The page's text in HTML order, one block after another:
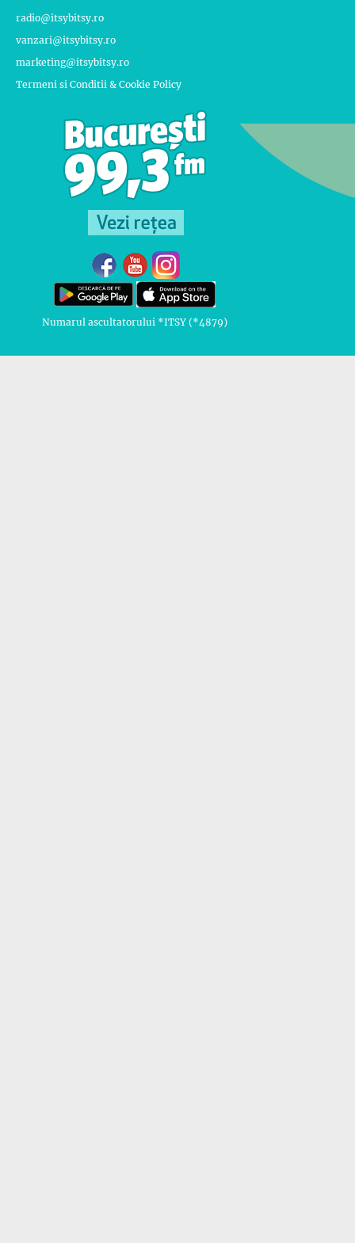
radio@itsybitsy.ro
vanzari@itsybitsy.ro
marketing@itsybitsy.ro
Termeni si Conditii & Cookie Policy
Numarul ascultatorului *ITSY (*4879)